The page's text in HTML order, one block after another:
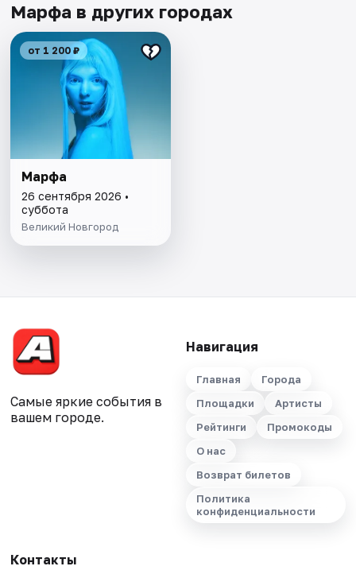
Марфа в других городах
от 1 200 ₽
Марфа
26 сентября 2026 •
суббота
Великий Новгород
Самые яркие события в
вашем городе.
Навигация
Главная
Города
Площадки
Артисты
Рейтинги
Промокоды
О нас
Возврат билетов
Политика
конфиденциальности
Контакты